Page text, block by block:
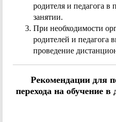
родителя и педагога в
занятии.
При необходимости
родителей и педагога
проведение
Рекомендации для
перехода на обучение